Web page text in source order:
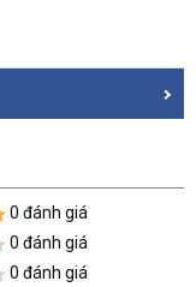
0 đánh giá
0 đánh giá
0 đánh giá